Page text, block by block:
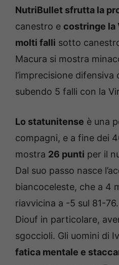
NutriBullet sfrutta la
canestro e costringe la
molti falli sotto
Macura si mostra
l’imprecisione difensiva
subendo 5 falli con la
Lo statunitense è una
compagni, e a fine dei
mostra 26 punti per il
Dal suo passo nasce
biancoceleste, che a 4
riavvicina a -5 sul 81-
Diouf in particolare,
sgoccioli. Gli uomini di
fatica mentale e